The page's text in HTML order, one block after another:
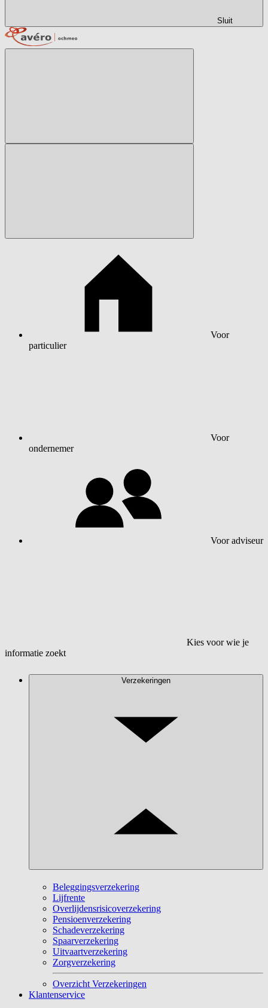
Sluit
Voor
particulier
Voor
ondernemer
Voor adviseur
Kies voor wie je
informatie zoekt
Verzekeringen
Beleggingsverzekering
Lijfrente
Overlijdensrisicoverzekering
Pensioenverzekering
Schadeverzekering
Spaarverzekering
Uitvaartverzekering
Zorgverzekering
Overzicht Verzekeringen
Klantenservice